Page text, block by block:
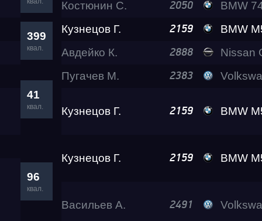
Костюнин С.
2050 BMW 740
399
квал.
Кузнецов Г. 2159
BMW M5
Авдейко К.
2888 Nissan GT-R
41
квал.
Пугачев М. 2383 Volkswagen Golf
Кузнецов Г. 2159 BMW M5
96
квал.
Кузнецов Г. 2159 BMW M5
Васильев А. 2491